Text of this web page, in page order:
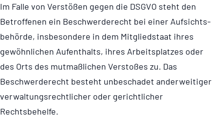
Im Falle von Verstößen gegen die DSGVO steht den
Betroffenen ein Beschwer­de­recht bei einer Aufsichts­
be­hörde, insbesondere in dem Mitgliedstaat ihres
gewöhnlichen Aufenthalts, ihres Arbeitsplatzes oder
des Orts des mutmaßlichen Verstoßes zu. Das
Beschwer­de­recht besteht unbeschadet anderweitiger
verwal­tungs­recht­li­cher oder gerichtlicher
Rechtsbehelfe.